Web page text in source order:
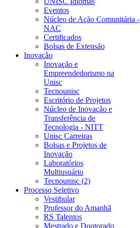
Eventos
Núcleo de Ação Comunitária -
NAC
Certificados
Bolsas de Extensão
Inovação
Inovação e
Empreendedorismo na
Unisc
Tecnounisc
Escritório de Projetos
Núcleo de Inovação e
Transferência de
Tecnologia - NITT
Unisc Carreiras
Bolsas e Projetos de
Inovação
Laboratórios
Multiusuário
Tecnounisc (2)
Processo Seletivo
Vestibular
Professor do Amanhã
RS Talentos
Mestrado e Doutorado